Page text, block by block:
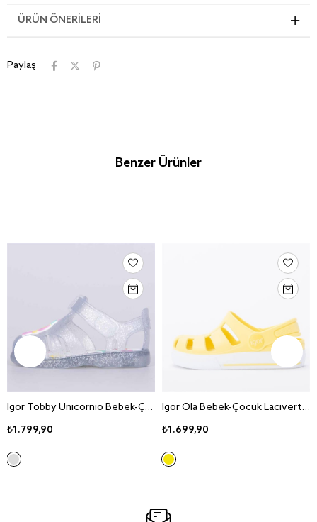
ÜRÜN ÖNERILERI
Paylaş
Benzer Ürünler
Igor Tobby Unicornio Bebek-Çocuk Sandalet-S10279
₺1.799,90
Igor Ola Bebek-Çocuk Lacivert Sandalet S10277
₺1.699,90